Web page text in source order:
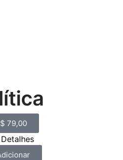
79,00
Detalhes